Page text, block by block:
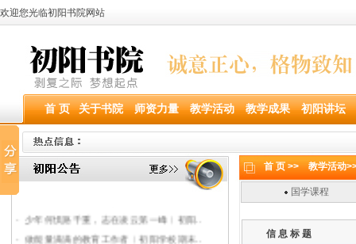
欢迎您光临初阳书院网站
首 页 关于书院 师资力量 教学活动 教学成果 初阳讲坛
·
·
少年何惧路千重，志在凌云第一峰︱初阳..
·
做能量满满的教育工作者︱初阳学校期末..
首 页 >> 教学活动
国学课程
信 息 标 题